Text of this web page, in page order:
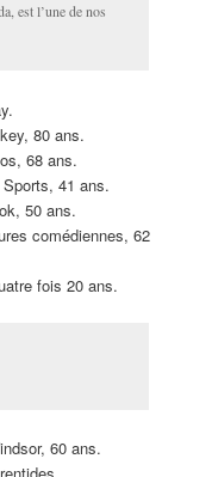
est l’une de nos
80 ans.
68 ans.
41 ans.
50 ans.
comédiennes, 62
fois 20 ans.
60 ans.